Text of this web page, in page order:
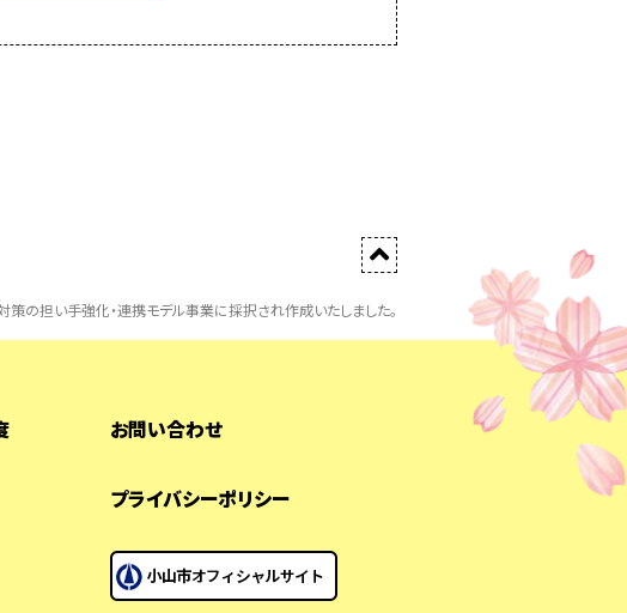
の担い手強化・連携モデル事業に採択され作成いたしました。
お問い合わせ
プライバシーポリシー